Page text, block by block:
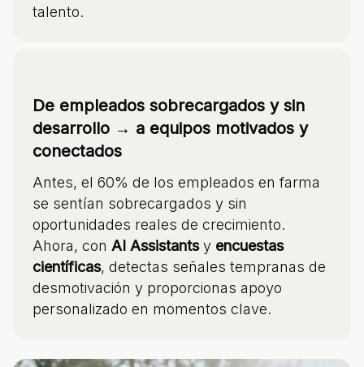
talento.
De empleados sobrecargados y sin
desarrollo → a equipos motivados y
conectados
Antes, el 60% de los empleados en farma
se sentían sobrecargados y sin
oportunidades reales de crecimiento.
Ahora, con AI Assistantsy encuestas
científicas, detectas señales tempranas de
desmotivación y proporcionas apoyo
personalizado en momentos clave.